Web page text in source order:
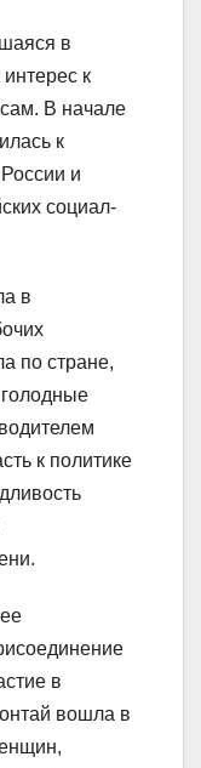
в
к
В начале
к
и
социал-
в
по стране,
к политике
в
вошла в